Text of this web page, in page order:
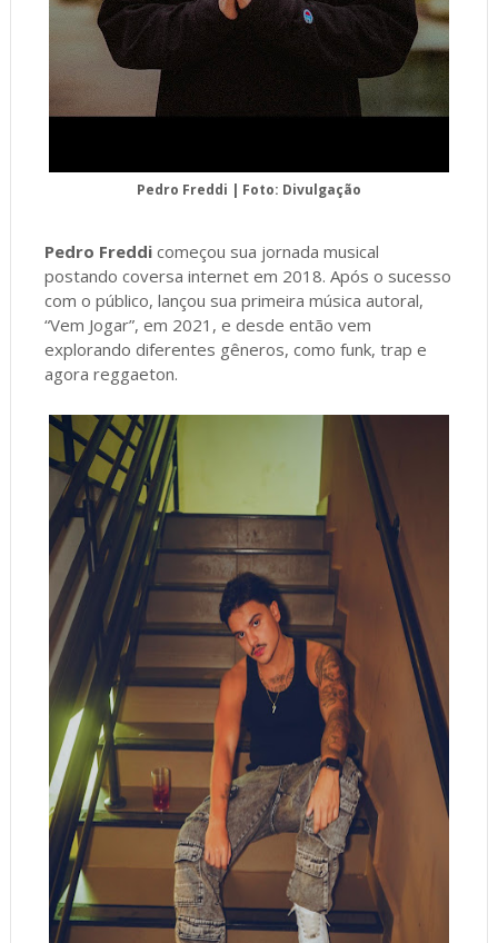
Pedro Freddi | Foto: Divulgação
Pedro Freddicomeçou sua jornada musical
postando coversa internet em 2018. Após o sucesso
com o público, lançou sua primeira música autoral,
“Vem Jogar”, em 2021, e desde então vem
explorando diferentes gêneros, como funk, trap e
agora reggaeton.